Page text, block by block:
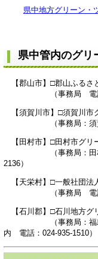
県中地方グリーン・
県中管内のグリ
【郡山市】□郡山ふるさ
（事務局 電話：
【須賀川市】□須賀川市
（事務局：須賀川市
【田村市】□田村市グリ
（事務局：田村市
2136）
【天栄村】□一般社団法
（事務局 電話：
【石川郡】□石川地方グ
（事務局：福島県
内 電話：024-935-1510）